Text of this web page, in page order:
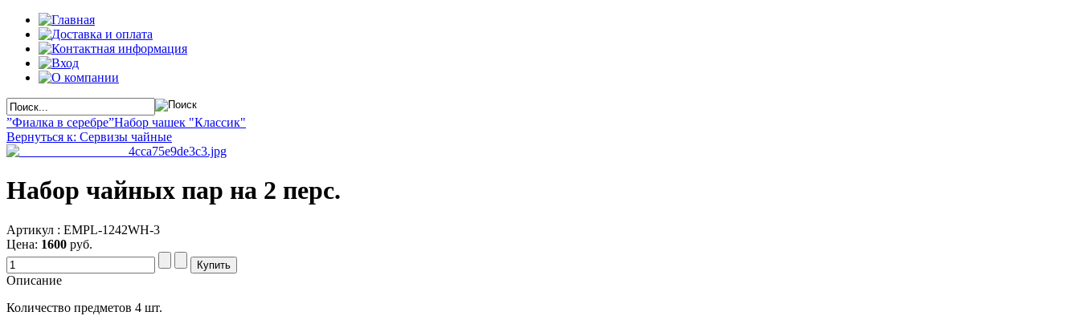
”Фиалка в серебре”Набор чашек "Классик"
Вернуться к: Сервизы чайные
Набор чайных пар на 2 перс.
Артикул : EMPL-1242WH-3
Цена: 1600 руб.
Описание
Количество предметов 4 шт.